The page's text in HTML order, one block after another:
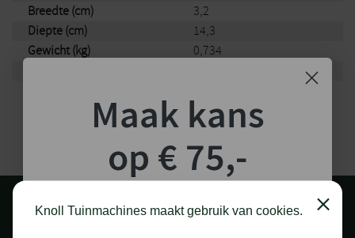
Breedte (cm)
3,2
Diepte (cm)
14,3
Gewicht (kg)
0,734
Knoll Tuinmachines maakt gebruik van cookies. Close
Maak kans
op € 75,-
shoptegoed!